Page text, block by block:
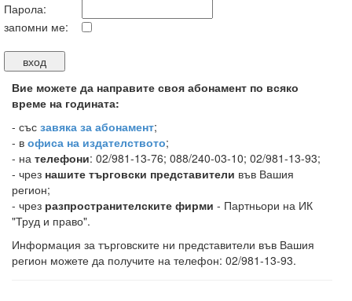
Парола:
запомни ме:
Вие можете да направите своя абонамент по всяко
време на годината:
- със завяка за абонамент;
- в офиса на издателството;
- на телефони: 02/981-13-76; 088/240-03-10; 02/981-13-93;
- чрез нашите търговски представители във Вашия
регион;
- чрез разпространителските фирми - Партньори на ИК
"Труд и право".
Информация за търговските ни представители във Вашия
регион можете да получите на телефон: 02/981-13-93.